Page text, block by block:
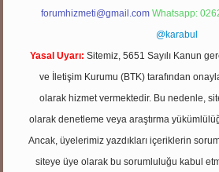
forumhizmeti@gmail.com Whatsapp:
@karabul
Yasal Uyarı: Sitemiz, 5651 Sayılı Kanun
ve İletişim Kurumu (BTK) tarafından
olarak hizmet vermektedir. Bu nedenle,
olarak denetleme veya araştırma
Ancak, üyelerimiz yazdıkları içeriklerin
siteye üye olarak bu sorumluluğu kabul